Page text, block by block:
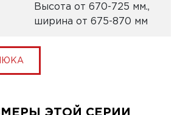
Высота от 670-725 мм.,
ширина от 675-870 мм